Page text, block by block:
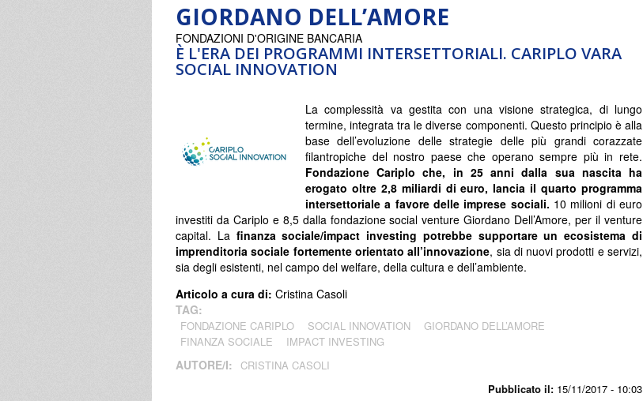
GIORDANO DELL’AMORE
È L'ERA DEI PROGRAMMI INTERSETTORIALI. CARIPLO VARA
SOCIAL INNOVATION
Pubblicato il: 15/11/2017 - 10:03
FONDAZIONI D'ORIGINE BANCARIA
La complessità va gestita con una visione strategica, di lungo
termine, integrata tra le diverse componenti. Questo principio è alla
base dell’evoluzione delle strategie delle più grandi corazzate
filantropiche del nostro paese che operano sempre più in rete.
Fondazione Cariplo che, in 25 anni dalla sua nascita ha
erogato oltre 2,8 miliardi di euro, lancia il quarto programma
intersettoriale a favore delle imprese sociali. 10 milioni di euro
investiti da Cariplo e 8,5 dalla fondazione social venture Giordano Dell’Amore, per il venture
capital. La finanza sociale/impact investing potrebbe supportare un ecosistema di
imprenditoria sociale fortemente orientato all’innovazione, sia di nuovi prodotti e servizi,
sia degli esistenti, nel campo del welfare, della cultura e dell’ambiente.
Articolo a cura di: Cristina Casoli
TAG:
FONDAZIONE CARIPLO SOCIAL INNOVATION
GIORDANO DELL’AMORE
FINANZA SOCIALE
IMPACT INVESTING
AUTORE/I: CRISTINA CASOLI